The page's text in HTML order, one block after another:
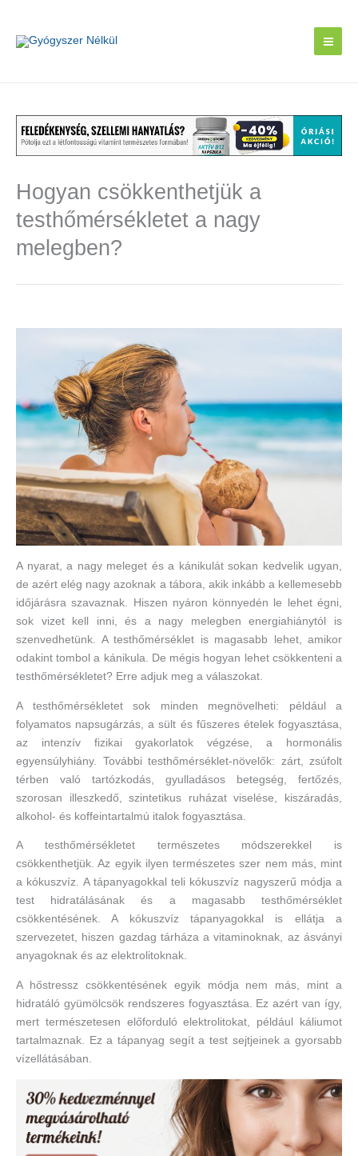
content
Hogyan csökkenthetjük a
testhőmérsékletet a nagy
melegben?
A nyarat, a nagy meleget és a kánikulát sokan kedvelik ugyan,
de azért elég nagy azoknak a tábora, akik inkább a kellemesebb
időjárásra szavaznak. Hiszen nyáron könnyedén le lehet égni,
sok vizet kell inni, és a nagy melegben energiahiánytól is
szenvedhetünk. A testhőmérséklet is magasabb lehet, amikor
odakint tombol a kánikula. De mégis hogyan lehet csökkenteni a
testhőmérsékletet? Erre adjuk meg a válaszokat.
A testhőmérsékletet sok minden megnövelheti: például a
folyamatos napsugárzás, a sült és fűszeres ételek fogyasztása,
az intenzív fizikai gyakorlatok végzése, a hormonális
egyensúlyhiány. További testhőmérséklet-növelők: zárt, zsúfolt
térben való tartózkodás, gyulladásos betegség, fertőzés,
szorosan illeszkedő, szintetikus ruházat viselése, kiszáradás,
alkohol- és koffeintartalmú italok fogyasztása.
A testhőmérsékletet természetes módszerekkel is
csökkenthetjük. Az egyik ilyen természetes szer nem más, mint
a kókuszvíz. A tápanyagokkal teli kókuszvíz nagyszerű módja a
test hidratálásának és a magasabb testhőmérséklet
csökkentésének. A kókuszvíz tápanyagokkal is ellátja a
szervezetet, hiszen gazdag tárháza a vitaminoknak, az ásványi
anyagoknak és az elektrolitoknak.
A hőstressz csökkentésének egyik módja nem más, mint a
hidratáló gyümölcsök rendszeres fogyasztása. Ez azért van így,
mert természetesen előforduló elektrolitokat, például káliumot
tartalmaznak. Ez a tápanyag segít a test sejtjeinek a gyorsabb
vízellátásában.